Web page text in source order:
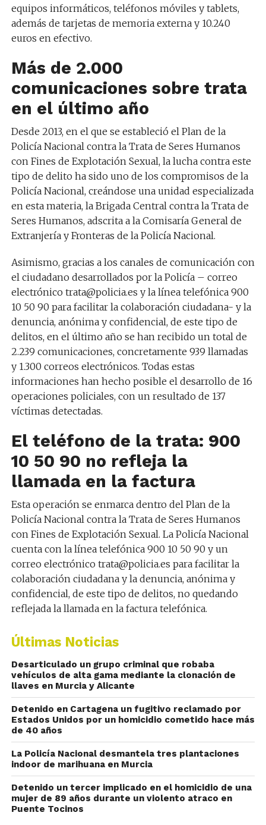
equipos informáticos, teléfonos móviles y tablets,
además de tarjetas de memoria externa y 10.240
euros en efectivo.
Más de 2.000
comunicaciones sobre trata
en el último año
Desde 2013, en el que se estableció el Plan de la
Policía Nacional contra la Trata de Seres Humanos
con Fines de Explotación Sexual, la lucha contra este
tipo de delito ha sido uno de los compromisos de la
Policía Nacional, creándose una unidad especializada
en esta materia, la Brigada Central contra la Trata de
Seres Humanos, adscrita a la Comisaría General de
Extranjería y Fronteras de la Policía Nacional.
Asimismo, gracias a los canales de comunicación con
el ciudadano desarrollados por la Policía – correo
electrónico trata@policia.es y la línea telefónica 900
10 50 90 para facilitar la colaboración ciudadana- y la
denuncia, anónima y confidencial, de este tipo de
delitos, en el último año se han recibido un total de
2.239 comunicaciones, concretamente 939 llamadas
y 1.300 correos electrónicos. Todas estas
informaciones han hecho posible el desarrollo de 16
operaciones policiales, con un resultado de 137
víctimas detectadas.
El teléfono de la trata: 900
10 50 90 no refleja la
llamada en la factura
Esta operación se enmarca dentro del Plan de la
Policía Nacional contra la Trata de Seres Humanos
con Fines de Explotación Sexual. La Policía Nacional
cuenta con la línea telefónica 900 10 50 90 y un
correo electrónico trata@policia.es para facilitar la
colaboración ciudadana y la denuncia, anónima y
confidencial, de este tipo de delitos, no quedando
reflejada la llamada en la factura telefónica.
Últimas Noticias
Desarticulado un grupo criminal que robaba
vehículos de alta gama mediante la clonación de
llaves en Murcia y Alicante
Detenido en Cartagena un fugitivo reclamado por
Estados Unidos por un homicidio cometido hace más
de 40 años
La Policía Nacional desmantela tres plantaciones
indoor de marihuana en Murcia
Detenido un tercer implicado en el homicidio de una
mujer de 89 años durante un violento atraco en
Puente Tocinos